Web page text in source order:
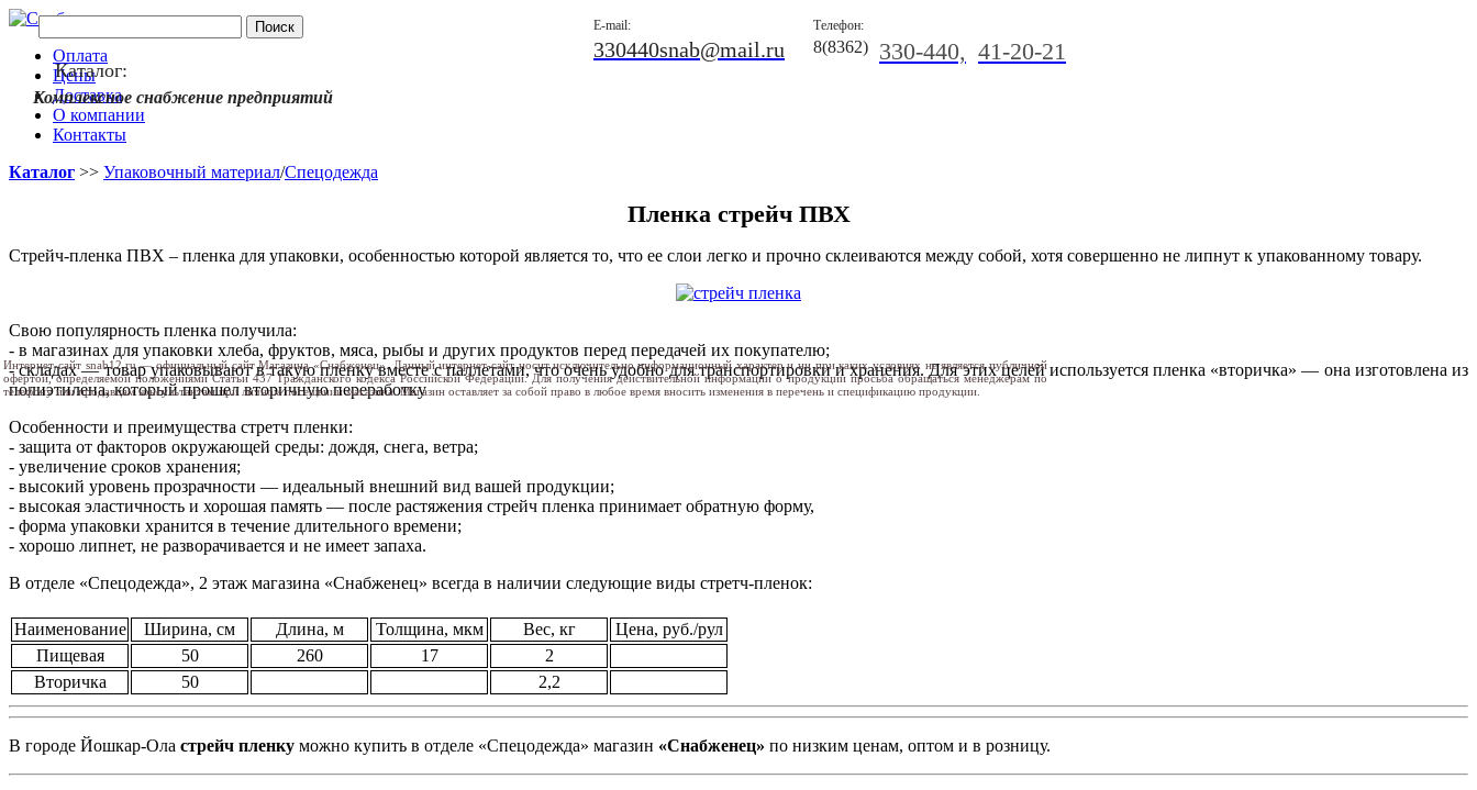
Оплата
Цены
Доставка
О компании
Контакты
Комплексное снабжение предприятий
Телефон:
8(8362) 330-440, 41-20-21
E-mail:
330440snab@mail.ru
Каталог >> Упаковочный материал/Спецодежда
Пленка стрейч ПВХ
Стрейч-пленка ПВХ – пленка для упаковки, особенностью которой является то, что ее слои легко и прочно склеиваются между собой, хотя совершенно не липнут к упакованному товару.
Свою популярность пленка получила:
- в магазинах для упаковки хлеба, фруктов, мяса, рыбы и других продуктов перед передачей их покупателю;
- складах — товар упаковывают в такую пленку вместе с паллетами, что очень удобно для транспортировки и хранения. Для этих целей используется пленка «вторичка» — она изготовлена из
полиэтилена, который прошел вторичную переработку
Особенности и преимущества стретч пленки:
- защита от факторов окружающей среды: дождя, снега, ветра;
- увеличение сроков хранения;
- высокий уровень прозрачности — идеальный внешний вид вашей продукции;
- высокая эластичность и хорошая память — после растяжения стрейч пленка принимает обратную форму,
- форма упаковки хранится в течение длительного времени;
- хорошо липнет, не разворачивается и не имеет запаха.
В отделе «Спецодежда», 2 этаж магазина «Снабженец» всегда в наличии следующие виды стретч-пленок:
Наименование Ширина, см Длина, м Толщина, мкм Вес, кг
Цена, руб./рул
Пищевая
50 260 17
2
Вторичка
50 2,2
В городе Йошкар-Ола стрейч пленку можно купить в отделе «Спецодежда» магазин «Снабженец» по низким ценам, оптом и в розницу.
Каталог:
Интернет-сайт snab12.ru — официальный сайт Магазина «Снабженец». Данный интернет-сайт носит исключительно информационный характер и ни при каких условиях не является публичной
офертой, определяемой положениями Статьи 437 Гражданского кодекса Российской Федерации. Для получения действительной информации о продукции просьба обращаться менеджерам по
телефону или продавцам консультантам при личном посещении магазина. Магазин оставляет за собой право в любое время вносить изменения в перечень и спецификацию продукции.